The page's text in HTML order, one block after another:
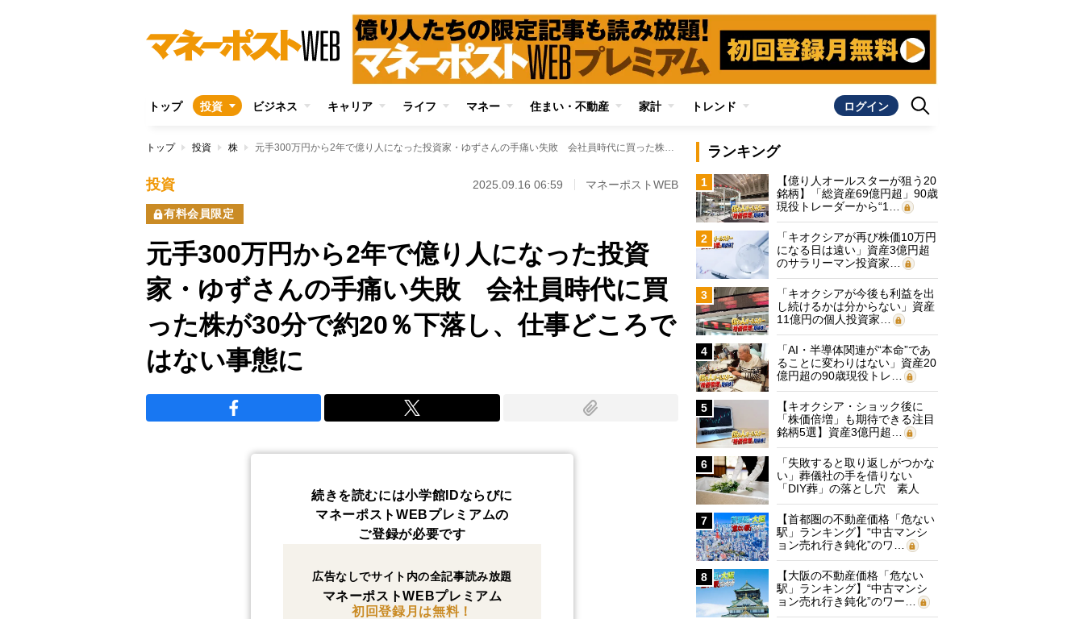
トップ 投資 ビジネス キャリア ライフ マネー 住まい・不動産 家計 トレンド ログイン
トップ 投資 株 元手300万円から2年で億り人になった投資家・ゆずさんの手痛い失敗 会社員時代に買った株が30分で約20％下落し、仕事どころではない事態に
投資 2025.09.16 06:59 マネーポストWEB
有料会員限定
元手300万円から2年で億り人になった投資
家・ゆずさんの手痛い失敗 会社員時代に買
った株が30分で約20％下落し、仕事どころで
はない事態に
続きを読むには小学館IDならびに
マネーポストWEBプレミアムの
ご登録が必要です
広告なしでサイト内の全記事読み放題
マネーポストWEBプレミアム
初回登録月は無料！
ランキング
1
【億り人オールスターが狙う20
銘柄】「総資産69億円超」90歳
現役トレーダーから“1…
2
「キオクシアが再び株価10万円
になる日は遠い」資産3億円超
のサラリーマン投資家…
3
「キオクシアが今後も利益を出
し続けるかは分からない」資産
11億円の個人投資家…
4
「AI・半導体関連が“本命”であ
ることに変わりはない」資産20
億円超の90歳現役トレ…
5
【キオクシア・ショック後に
「株価倍増」も期待できる注目
銘柄5選】資産3億円超…
6
「失敗すると取り返しがつかな
い」葬儀社の手を借りない
「DIY葬」の落とし穴 素人
に…
7
【首都圏の不動産価格「危ない
駅」ランキング】“中古マンシ
ョン売れ行き鈍化”のワ…
8
【大阪の不動産価格「危ない
駅」ランキング】“中古マンシ
ョン売れ行き鈍化”のワー…